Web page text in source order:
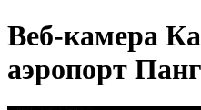
Веб-камера
аэропорт